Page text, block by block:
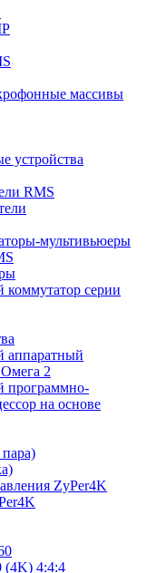
массивы
устройства
RMS
мультивьюеры
серии
аппаратный
2
программно-
на основе
ZyPer4K
(4K) 4:4:4